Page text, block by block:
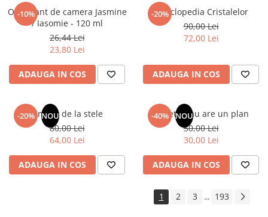
-10%
Odorizant de camera Jasmine
/ Iasomie - 120 ml
26,44 Lei
23,80 Lei
ADAUGA IN COS
-20%
Enciclopedia Cristalelor
90,00 Lei
72,00 Lei
ADAUGA IN COS
-20% NOU
Un dar de la stele
80,00 Lei
64,00 Lei
ADAUGA IN COS
-40% NOU
Sufletul tau are un plan
50,00 Lei
30,00 Lei
ADAUGA IN COS
1 2 3 ... 193